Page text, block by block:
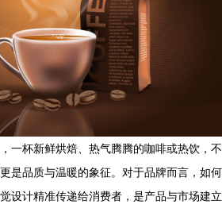
一杯新鲜烘焙、热气腾腾的咖啡或热饮，不
是品质与温暖的象征。对于品牌而言，如何
设计精准传递给消费者，是产品与市场建立